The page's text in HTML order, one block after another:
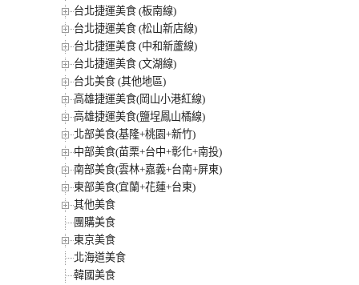
台北捷運美食 (板南線)
台北捷運美食 (松山新店線)
台北捷運美食 (中和新蘆線)
台北捷運美食 (文湖線)
台北美食 (其他地區)
高雄捷運美食(岡山小港紅線)
高雄捷運美食(鹽埕鳳山橘線)
北部美食(基隆+桃園+新竹)
中部美食(苗栗+台中+彰化+南投)
南部美食(雲林+嘉義+台南+屏東)
東部美食(宜蘭+花蓮+台東)
其他美食
團購美食
東京美食
北海道美食
韓國美食